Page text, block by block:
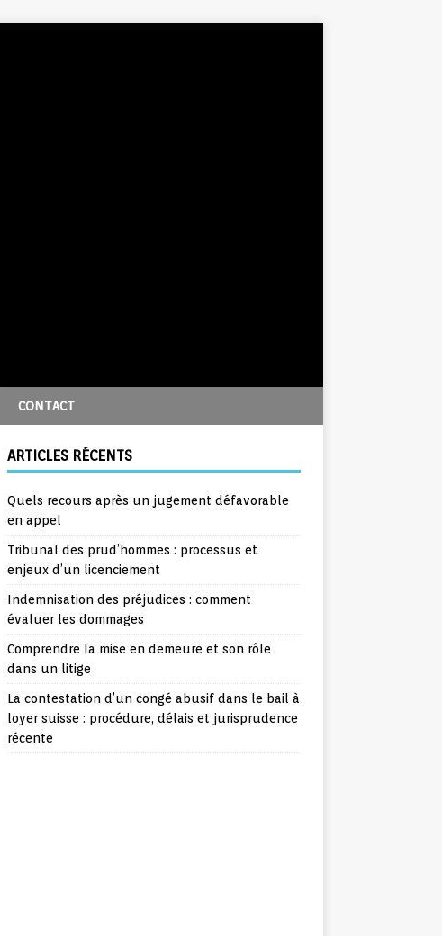
CONTACT
ARTICLES RÉCENTS
Quels recours après un jugement défavorable
en appel
Tribunal des prud’hommes : processus et
enjeux d’un licenciement
Indemnisation des préjudices : comment
évaluer les dommages
Comprendre la mise en demeure et son rôle
dans un litige
La contestation d’un congé abusif dans le bail à
loyer suisse : procédure, délais et jurisprudence
récente